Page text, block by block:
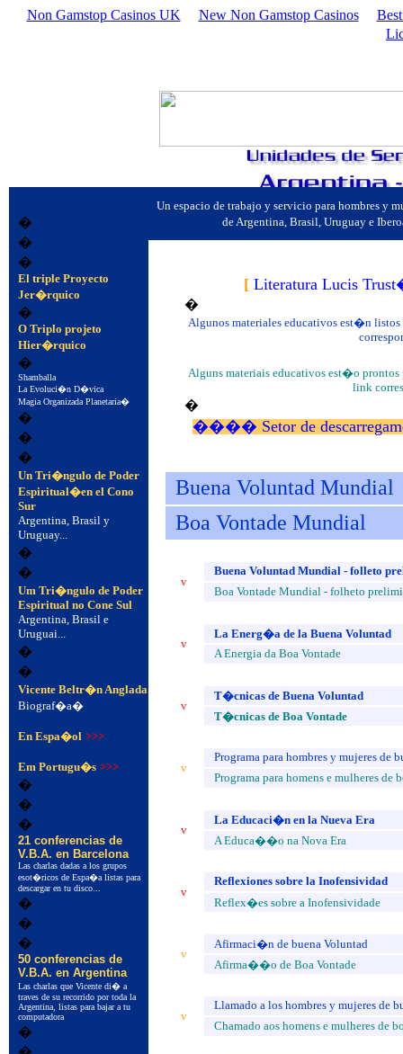
Non Gamstop Casinos UK New Non Gamstop Casinos
[ Literatura Lucis
�
Algunos materiales educativos est�n
Alguns materiais educativos est�o
link
�
���� Setor de
�
�
�
�
Un espacio de trabajo y servicio para hombres y
de Argentina, Brasil, Uruguay e
�
�
�
Buena Voluntad Mundial
Boa Vontade Mundial
v
Buena Voluntad Mundial - folleto
Boa Vontade Mundial - folheto
v
La Energ�a de la Buena Voluntad
A Energia da Boa Vontade
v
T�cnicas de Buena Voluntad
T�cnicas de Boa Vontade
v
Programa para hombres y mujeres de
Programa para homens e mulheres de
v
La Educaci�n en la Nueva Era
A Educa��o na Nova Era
v
Reflexiones sobre la Inofensividad
Reflex�es sobre a Inofensividade
v
Afirmaci�n de buena Voluntad
Afirma��o de Boa Vontade
v
Llamado a los hombres y mujeres de
Chamado aos homens e mulheres de
�
�
�
El triple Proyecto
Jer�rquico
�
O Triplo projeto
Hier�rquico
�
Shamballa
La Evoluci�n D�vica
Magia Organizada Planetaria�
�
�
�
Un Tri�ngulo de Poder
Espiritual�en el Cono
Sur
Argentina, Brasil y
Uruguay...
�
�
Um Tri�ngulo de Poder
Espiritual no Cone Sul
Argentina, Brasil e
Uruguai...
�
�
Vicente Beltr�n Anglada
Biograf�a�
En Espa�ol >>>
Em Portugu�s >>>
�
�
�
21 conferencias de
V.B.A. en Barcelona
Las charlas dadas a los grupos
esot�ricos de Espa�a listas para
descargar en tu disco...
�
�
�
50 conferencias de
V.B.A. en Argentina
Las charlas que Vicente di� a
traves de su recorrido por toda la
Argentina, listas para bajar a tu
computadora
�